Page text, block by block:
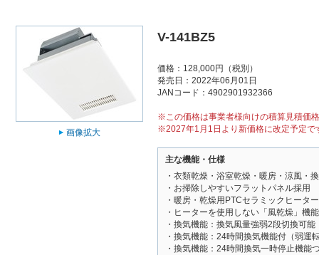
画像拡大
V-141BZ5
価格：128,000円（税別）
発売日：2022年06月01日
JANコード：4902901932366
※この価格は事業者様向けの積算見積価
※2027年1月1日より新価格に改定予定で
主な機能・仕様
・衣類乾燥・浴室乾燥・暖房・涼風・
・お掃除しやすいフラットパネル採用
・暖房・乾燥用PTCセラミックヒータ
・ヒーターを使用しない「風乾燥」機
・換気機能：換気風量強弱2段切換可能
・換気機能：24時間換気機能付（弱運
・換気機能：24時間換気一時停止機能